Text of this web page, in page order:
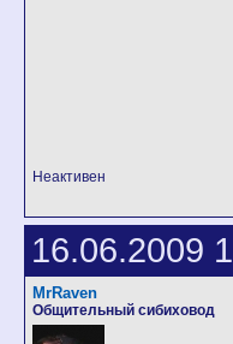
Неактивен
16.06.2009
MrRaven
Общительный сибиховод